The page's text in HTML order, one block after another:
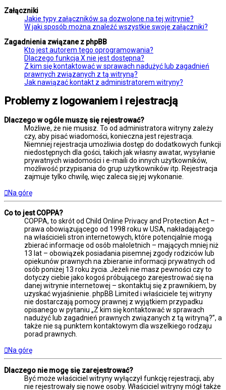
Załączniki
Jakie typy załączników są dozwolone na tej witrynie?
W jaki sposób można znaleźć wszystkie swoje załączniki?
Zagadnienia związane z phpBB
Kto jest autorem tego oprogramowania?
Dlaczego funkcja X nie jest dostępna?
Z kim się kontaktować w sprawach nadużyć lub zagadnień
prawnych związanych z tą witryną?
Jak nawiązać kontakt z administratorem witryny?
Problemy z logowaniem i rejestracją
Dlaczego w ogóle muszę się rejestrować?
Możliwe, że nie musisz. To od administratora witryny zależy
czy, aby pisać wiadomości, konieczna jest rejestracja.
Niemniej rejestracja umożliwia dostęp do dodatkowych funkcji
niedostępnych dla gości, takich jak własny awatar, wysyłanie
prywatnych wiadomości i e-maili do innych użytkowników,
możliwość przypisania do grup użytkowników itp. Rejestracja
zajmuje tylko chwilę, więc zaleca się jej wykonanie.
Na górę
Co to jest COPPA?
COPPA, to skrót od Child Online Privacy and Protection Act –
prawa obowiązującego od 1998 roku w USA, nakładającego
na właścicieli stron internetowych, które potencjalnie mogą
zbierać informacje od osób małoletnich – mających mniej niż
13 lat – obowiązek posiadania pisemnej zgody rodziców lub
opiekunów prawnych na zbieranie informacji prywatnych od
osób poniżej 13 roku życia. Jeżeli nie masz pewności czy to
dotyczy ciebie jako kogoś próbującego zarejestrować się na
danej witrynie internetowej – skontaktuj się z prawnikiem, by
uzyskać wyjaśnienie. phpBB Limited i właściciele tej witryny
nie dostarczają pomocy prawnej z wyjątkiem przypadku
opisanego w pytaniu „Z kim się kontaktować w sprawach
nadużyć lub zagadnień prawnych związanych z tą witryną?”, a
także nie są punktem kontaktowym dla wszelkiego rodzaju
porad prawnych.
Na górę
Dlaczego nie mogę się zarejestrować?
Być może właściciel witryny wyłączył funkcję rejestracji, aby
nie rejestrowały się nowe osoby. Właściciel witryny mógł także